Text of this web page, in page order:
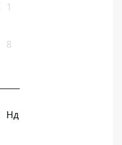
1
8
Нд